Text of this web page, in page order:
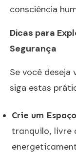
consciência
Dicas para
Segurança
Se você deseja
siga estas
Crie um
tranquilo, livre